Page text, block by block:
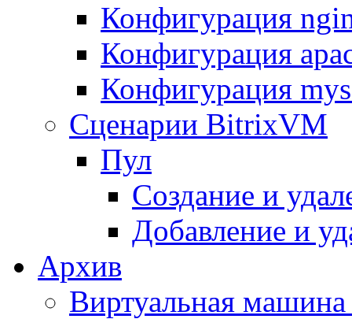
Конфигурация
Конфигурация
Конфигурация
Сценарии BitrixVM
Пул
Создание и
Добавление и
Архив
Виртуальная